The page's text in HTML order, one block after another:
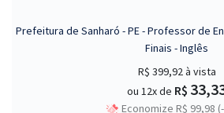
Prefeitura de Sanharó - PE - Professor de
Finais - Inglês
R$ 399,92à vista
ou 12x de R$
Economize R$ 99,98